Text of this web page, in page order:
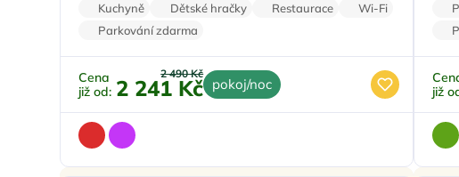
Kuchyně Dětské hračky Restaurace
Wi-Fi
Parkování zdarma
Cena
již od:
2 490 Kč
2 241 Kč pokoj/noc
již